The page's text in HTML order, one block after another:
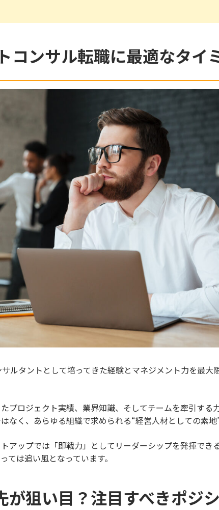
コンサル転職に最適なタイ
ルタントとして培ってきた経験とマネジメント力を最大
プロジェクト実績、業界知識、そしてチームを牽引す
なく、あらゆる組織で求められる“経営人材としての素地
アップでは「即戦力」としてリーダーシップを発揮でき
ては追い風となっています。
が狙い目？注目すべきポジ